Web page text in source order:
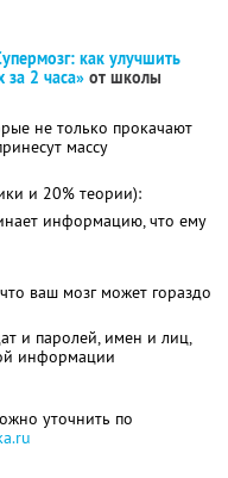
как улучшить
за 2 часа» от школы
не только прокачают
массу
и 20% теории):
информацию, что ему
ваш мозг может гораздо
и паролей, имен и лиц,
информации
уточнить по